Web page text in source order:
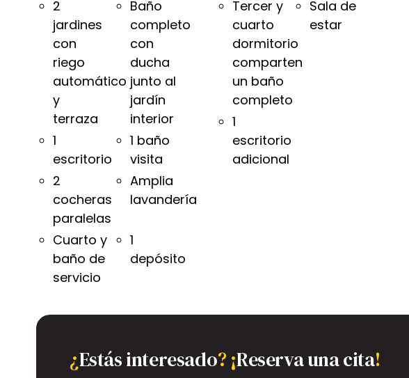
2
jardines
con
riego
automático
y
terraza
Baño
completo
con
ducha
junto al
jardín
interior
1
escritorio
1 baño
visita
2
cocheras
paralelas
Amplia
lavandería
Cuarto y
baño de
servicio
1
depósito
Tercer y
cuarto
dormitorio
comparten
un baño
completo
Sala de
estar
1
escritorio
adicional
¿Estás interesado? ¡Reserva una cita!